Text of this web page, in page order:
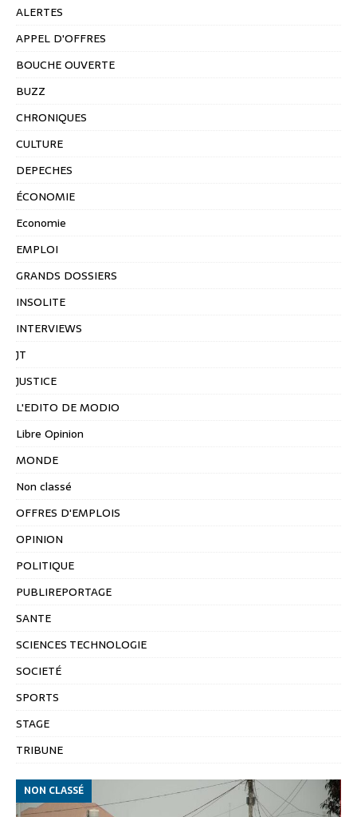
ALERTES
APPEL D'OFFRES
BOUCHE OUVERTE
BUZZ
CHRONIQUES
CULTURE
DEPECHES
ÉCONOMIE
Economie
EMPLOI
GRANDS DOSSIERS
INSOLITE
INTERVIEWS
JT
JUSTICE
L'EDITO DE MODIO
Libre Opinion
MONDE
Non classé
OFFRES D'EMPLOIS
OPINION
POLITIQUE
PUBLIREPORTAGE
SANTE
SCIENCES TECHNOLOGIE
SOCIETÉ
SPORTS
STAGE
TRIBUNE
NON CLASSÉ